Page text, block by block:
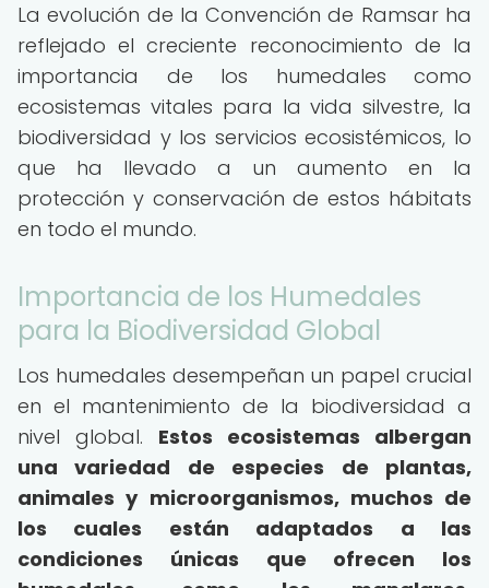
La evolución de la Convención de Ramsar ha
reflejado el creciente reconocimiento de la
importancia de los humedales como
ecosistemas vitales para la vida silvestre, la
biodiversidad y los servicios ecosistémicos, lo
que ha llevado a un aumento en la
protección y conservación de estos hábitats
en todo el mundo.
Importancia de los Humedales
para la Biodiversidad Global
Los humedales desempeñan un papel crucial
en el mantenimiento de la biodiversidad a
nivel global. Estos ecosistemas albergan
una variedad de especies de plantas,
animales y microorganismos, muchos de
los cuales están adaptados a las
condiciones únicas que ofrecen los